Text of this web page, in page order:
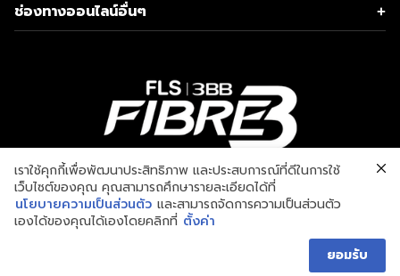
ช่องทางออนไลน์อื่นๆ
เราใช้คุกกี้เพื่อพัฒนาประสิทธิภาพ และประสบการณ์ที่ดีในการใช้
เว็บไซต์ของคุณ คุณสามารถศึกษารายละเอียดได้ที่
นโยบายความเป็นส่วนตัว และสามารถจัดการความเป็นส่วนตัว
เองได้ของคุณได้เองโดยคลิกที่ ตั้งค่า
ยอมรับ